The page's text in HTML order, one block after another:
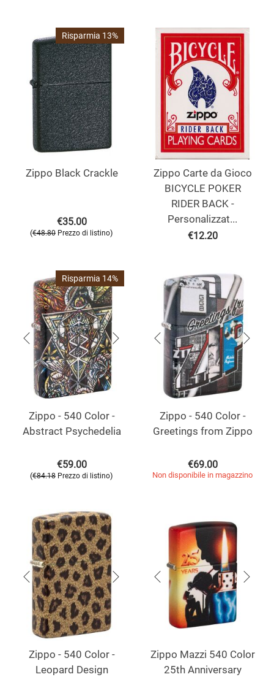
Risparmia 13%
Zippo Black Crackle
€35.00
(€48.80 Prezzo di listino)
Zippo Carte da Gioco
BICYCLE POKER
RIDER BACK -
Personalizzat...
€12.20
Risparmia 14%
Zippo - 540 Color -
Abstract Psychedelia
€59.00
(€84.18 Prezzo di listino)
Zippo - 540 Color -
Greetings from Zippo
€69.00
Non disponibile in magazzino
Zippo - 540 Color -
Leopard Design
Zippo Mazzi 540 Color
25th Anniversary